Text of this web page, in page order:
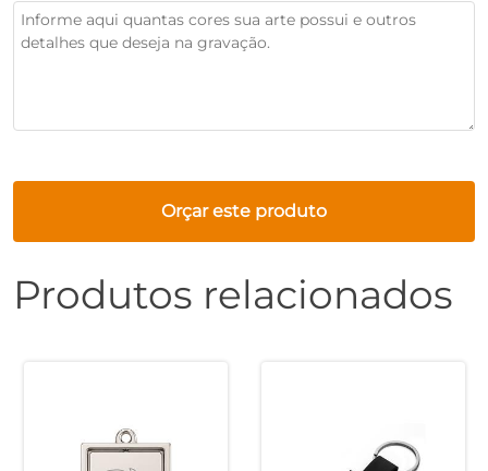
Orçar este produto
Produtos relacionados